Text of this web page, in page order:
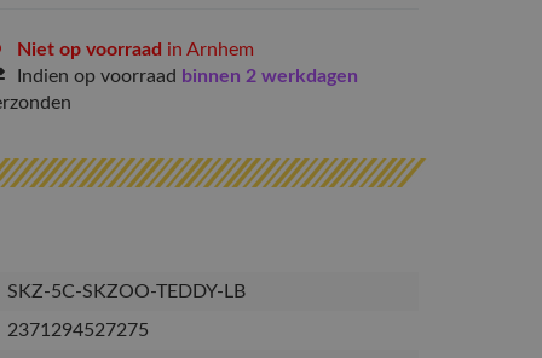
Niet op voorraad in Arnhem
Indien op voorraad binnen 2 werkdagen
SKZ-5C-SKZOO-TEDDY-LB
2371294527275